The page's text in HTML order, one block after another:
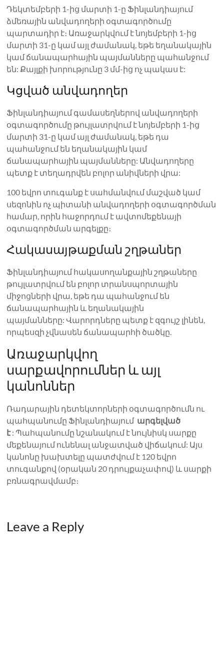
Դեկտեմբերի 1-ից մարտի 1-ը Ֆինլանդիայում
ձմեռային անվադողերի օգտագործումը
պարտադիր է։ Առաջարկվում է նոյեմբերի 1-ից
մարտի 31-ը կամ այլ ժամանակ, եթե եղանակային
կամ ճանապարհային պայմանները պահանջում
են: Քայլքի խորությունը 3 մմ-ից ոչ պակաս է:
Կցված անվադողեր
Ֆինլանդիայում գամասեղներով անվադողերի
օգտագործումը թույլատրվում է նոյեմբերի 1-ից
մարտի 31-ը կամ այլ ժամանակ, եթե դա
պահանջում են եղանակային կամ
ճանապարհային պայմանները: Անվադողերը
պետք է տեղադրվեն բոլոր անիվների վրա:
100 եվրո տուգանք է սահմանվում մաշված կամ
սեզոնին ոչ պիտանի անվադողերի օգտագործման
համար, որին հաջորդում է ավտոմեքենայի
օգտագործման արգելքը։
Հակասայթաքման շղթաներ
Ֆինլանդիայում հակասողանքային շղթաները
թույլատրվում են բոլոր տրանսպորտային
միջոցների վրա, եթե դա պահանջում են
ճանապարհային և եղանակային
պայմանները: Վարորդները պետք է զգույշ լինեն,
որպեսզի չվնասեն ճանապարհի ծածկը.
Առաջարկվող
սարքավորումներ և այլ
կանոններ
Ռադարային դետեկտորների օգտագործումն ու
պահպանումը Ֆինլանդիայում արգելված
է: Պահպանումը նշանակում է նույնիսկ սարքը
մեքենայում ունենալ անջատված վիճակում: Այս
կանոնը խախտելը պատժվում է 120 եվրո
տուգանքով (օրական 20 դրույքաչափով) և սարքի
բռնագրավմամբ։
Leave a Reply